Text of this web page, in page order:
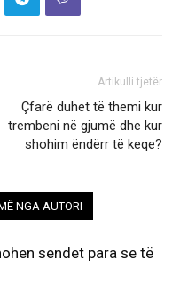
Artikulli tjetër
Çfarë duhet të themi kur
trembeni në gjumë dhe kur
shohim ëndërr të keqe?
NGA AUTORI
sendet para se të